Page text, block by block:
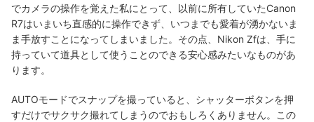
でカメラの操作を覚えた私にとって、以前に所有していたCanon
R7はいまいち直感的に操作できず、いつまでも愛着が湧かないま
ま手放すことになってしまいました。その点、Nikon Zfは、手に
持っていて道具として使うことのできる安心感みたいなものがあ
ります。
AUTOモードでスナップを撮っていると、シャッターボタンを押
すだけでサクサク撮れてしまうのでおもしろくありません。この